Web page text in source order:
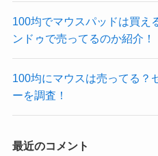
100均でマウスパッドは買え
ンドゥで売ってるのか紹介！
100均にマウスは売ってる？
ーを調査！
最近のコメント